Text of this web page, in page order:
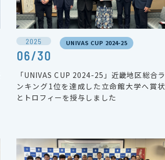
2025
06/30
UNIVAS CUP 2024-25
「UNIVAS CUP 2024-25」近畿地区総合ラ
ンキング1位を達成した立命館大学へ賞状
とトロフィーを授与しました